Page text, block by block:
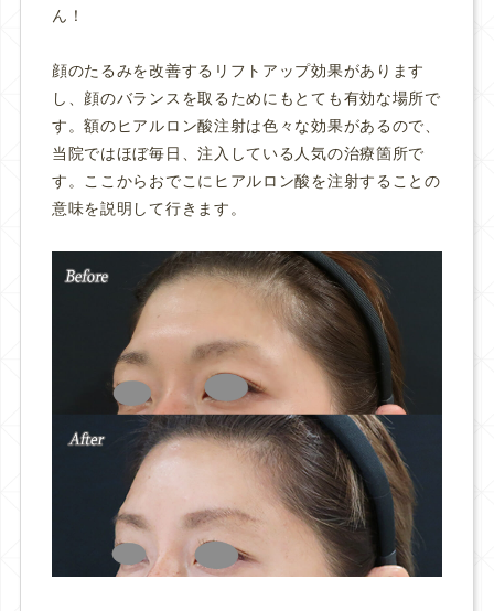
ん！
顔のたるみを改善するリフトアップ効果があります
し、顔のバランスを取るためにもとても有効な場所で
す。額のヒアルロン酸注射は色々な効果があるので、
当院ではほぼ毎日、注入している人気の治療箇所で
す。ここからおでこにヒアルロン酸を注射することの
意味を説明して行きます。